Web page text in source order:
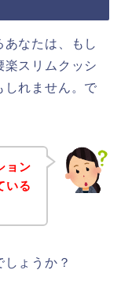
なたは、もし
スリムクッシ
しれません。で
ョン
いる
ょうか？